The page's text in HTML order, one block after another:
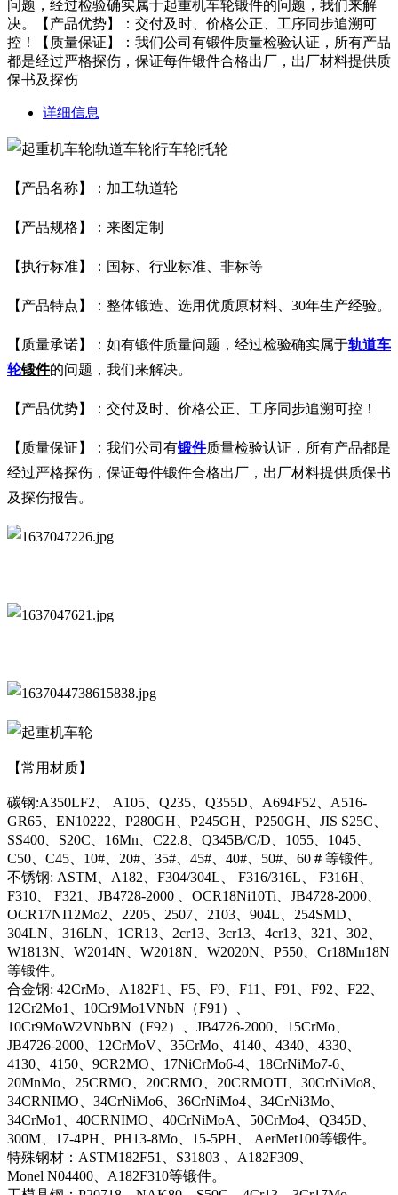
问题，经过检验确实属于起重机车轮锻件的问题，我们来解
决。【产品优势】：交付及时、价格公正、工序同步追溯可
控！【质量保证】：我们公司有锻件质量检验认证，所有产品
都是经过严格探伤，保证每件锻件合格出厂，出厂材料提供质
保书及探伤
详细信息
【产品名称】：加工轨道轮
【产品规格】：来图定制
【执行标准】：国标、行业标准、非标等
【产品特点】：整体锻造、选用优质原材料、30年生产经验。
【质量承诺】：如有锻件质量问题，经过检验确实属于轨道车
轮锻件的问题，我们来解决。
【产品优势】：交付及时、价格公正、工序同步追溯可控！
【质量保证】：我们公司有锻件质量检验认证，所有产品都是
经过严格探伤，保证每件锻件合格出厂，出厂材料提供质保书
及探伤报告。
【常用材质】
碳钢:A350LF2、 A105、Q235、Q355D、A694F52、A516-
GR65、EN10222、P280GH、P245GH、P250GH、JIS S25C、
SS400、S20C、16Mn、C22.8、Q345B/C/D、1055、1045、
C50、C45、10#、20#、35#、45#、40#、50#、60＃等锻件。
不锈钢: ASTM、A182、F304/304L、 F316/316L、 F316H、
F310、 F321、JB4728-2000 、OCR18Ni10Ti、JB4728-2000、
OCR17NI12Mo2、2205、2507、2103、904L、254SMD、
304LN、316LN、1CR13、2cr13、3cr13、4cr13、321、302、
W1813N、W2014N、W2018N、W2020N、P550、Cr18Mn18N
等锻件。
合金钢: 42CrMo、A182F1、F5、F9、F11、F91、F92、F22、
12Cr2Mo1、10Cr9Mo1VNbN（F91）、
10Cr9MoW2VNbBN（F92）、JB4726-2000、15CrMo、
JB4726-2000、12CrMoV、35CrMo、4140、4340、4330、
4130、4150、9CR2MO、17NiCrMo6-4、18CrNiMo7-6、
20MnMo、25CRMO、20CRMO、20CRMOTI、30CrNiMo8、
34CRNIMO、34CrNiMo6、36CrNiMo4、34CrNi3Mo、
34CrMo1、40CRNIMO、40CrNiMoA、50CrMo4、Q345D、
300M、17-4PH、PH13-8Mo、15-5PH、 AerMet100等锻件。
特殊钢材：ASTM182F51、S31803 、A182F309、
Monel N04400、A182F310等锻件。